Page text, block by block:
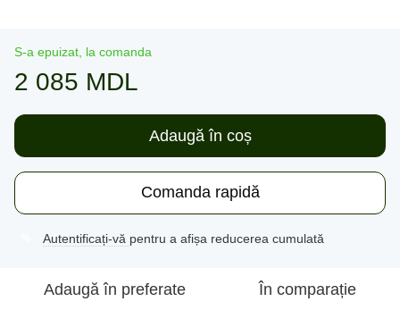
S-a epuizat, la comanda
2 085 MDL
Adaugă în coș
Comanda rapidă
Autentificați-vă pentru a afișa reducerea cumulată
Adaugă în preferate În comparație